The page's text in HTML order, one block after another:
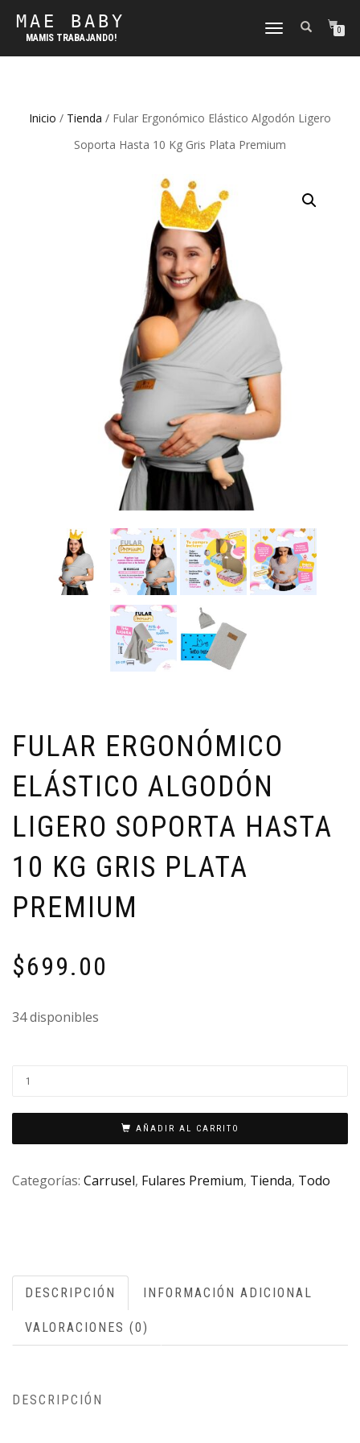
MAE BABY
MAMIS TRABAJANDO!
CAMBIAR
0
Inicio / Tienda / Fular Ergonómico Elástico Algodón Ligero
Soporta Hasta 10 Kg Gris Plata Premium
FULAR ERGONÓMICO
ELÁSTICO ALGODÓN
LIGERO SOPORTA HASTA
10 KG GRIS PLATA
PREMIUM
$699.00
34 disponibles
AÑADIR AL CARRITO
Categorías: Carrusel, Fulares Premium, Tienda, Todo
DESCRIPCIÓN INFORMACIÓN ADICIONAL
VALORACIONES (0)
DESCRIPCIÓN